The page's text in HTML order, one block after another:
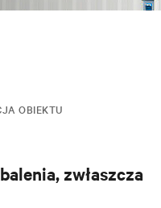
OBIEKTU
zwłaszcza